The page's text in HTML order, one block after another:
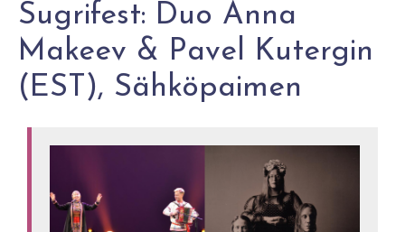
Sugrifest: Duo Anna
Makeev & Pavel Kutergin
(EST), Sähköpaimen